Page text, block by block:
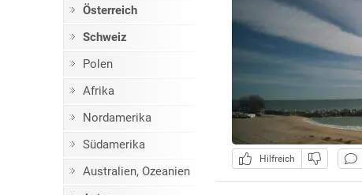
Österreich
Schweiz
Polen
Afrika
Nordamerika
Südamerika
Australien, Ozeanien
Hilfreich